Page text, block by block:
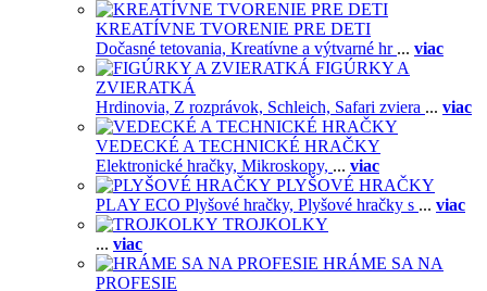
KREATÍVNE TVORENIE PRE DETI
Dočasné tetovania, Kreatívne a výtvarné hr ... viac
FIGÚRKY A
ZVIERATKÁ
Hrdinovia, Z rozprávok, Schleich, Safari zviera ... viac
VEDECKÉ A TECHNICKÉ HRAČKY
Elektronické hračky, Mikroskopy, ... viac
PLYŠOVÉ HRAČKY
PLAY ECO Plyšové hračky, Plyšové hračky s ... viac
TROJKOLKY
... viac
HRÁME SA NA
PROFESIE